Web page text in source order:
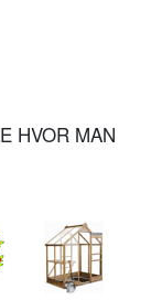
HVOR MAN